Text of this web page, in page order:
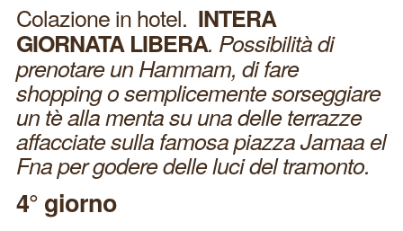
Colazione in hotel. INTERA
GIORNATA LIBERA. Possibilità di
prenotare un Hammam, di fare
shopping o semplicemente sorseggiare
un tè alla menta su una delle terrazze
affacciate sulla famosa piazza Jamaa el
Fna per godere delle luci del tramonto.
4° giorno